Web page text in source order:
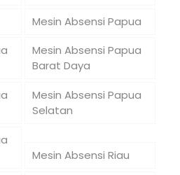
Mesin Absensi Papua
Mesin Absensi Papua
Barat Daya
Mesin Absensi Papua
Selatan
Mesin Absensi Riau